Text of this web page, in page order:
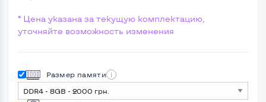
* Цена указана за текущую комплектацию,
уточняйте возможность изменения
Размер памяти